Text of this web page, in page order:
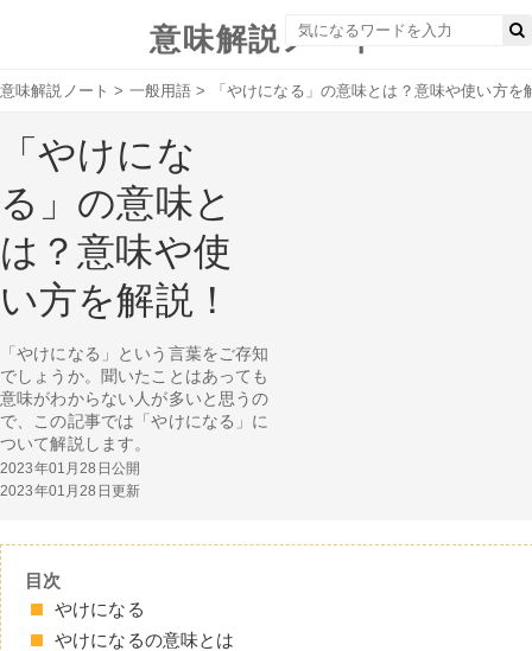
意味解説ノート
意味解説ノート > 一般用語 > 「やけになる」の意味とは？意味や使い方を
「やけにな
る」の意味と
は？意味や使
い方を解説！
「やけになる」という言葉をご存知
でしょうか。聞いたことはあっても
意味がわからない人が多いと思うの
で、この記事では「やけになる」に
ついて解説します。
2023年01月28日公開
2023年01月28日更新
目次
やけになる
やけになるの意味とは